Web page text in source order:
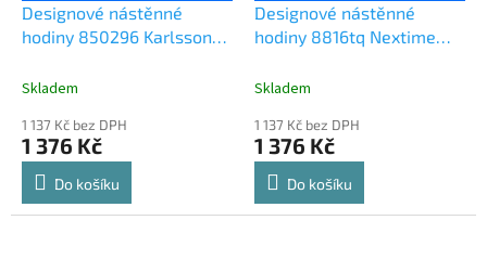
Designové nástěnné
hodiny 850296 Karlsson
Skladem
1 137 Kč bez DPH
1 376 Kč
Do košíku
Designové nástěnné
hodiny 8816tq Nextime
Skladem
1 137 Kč bez DPH
1 376 Kč
Do košíku